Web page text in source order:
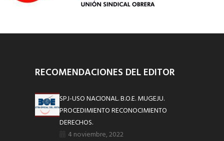
RECOMENDACIONES DEL EDITOR
SPJ-USO NACIONAL. B.O.E. MUGEJU.
PROCEDIMIENTO RECONOCIMIENTO
DERECHOS.
4 noviembre, 2022